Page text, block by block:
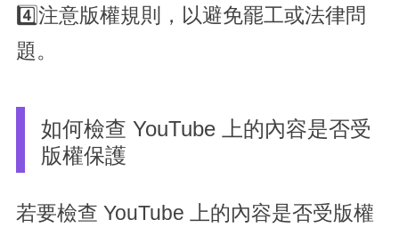
4️⃣注意版權規則，以避免罷工或法律問
題。
如何檢查 YouTube 上的內容是否受
版權保護
若要檢查 YouTube 上的內容是否受版權